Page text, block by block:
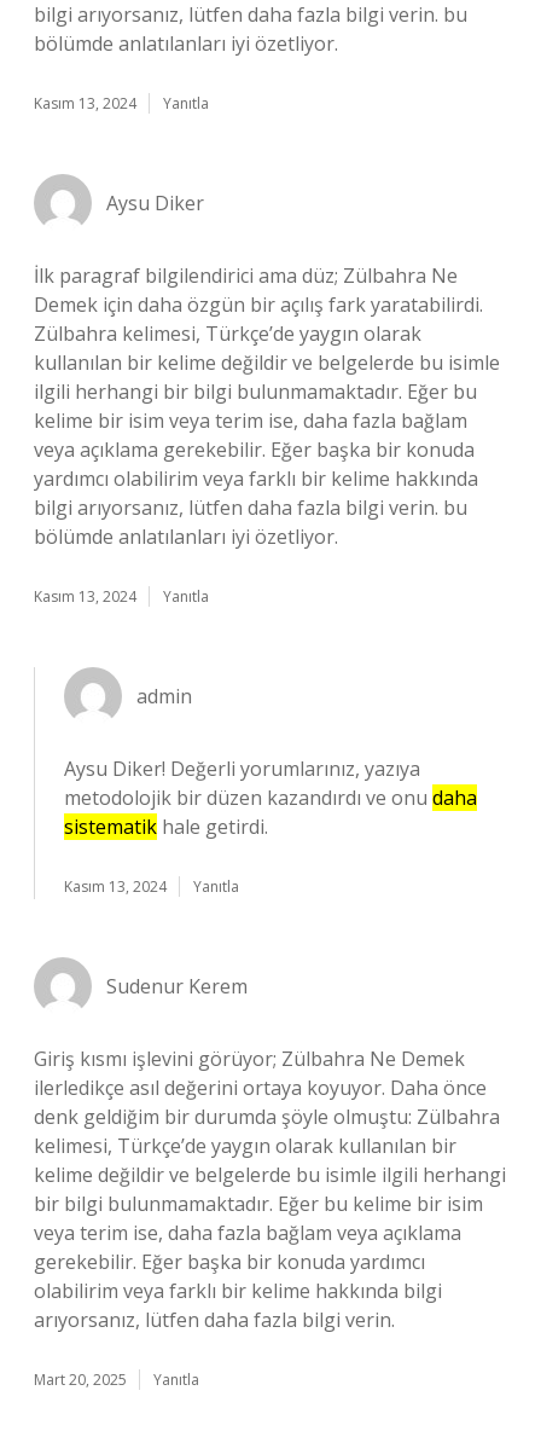
bilgi arıyorsanız, lütfen daha fazla bilgi verin. bu
bölümde anlatılanları iyi özetliyor.
Kasım 13, 2024 Yanıtla
Aysu Diker
İlk paragraf bilgilendirici ama düz; Zülbahra Ne
Demek için daha özgün bir açılış fark yaratabilirdi.
Zülbahra kelimesi, Türkçe’de yaygın olarak
kullanılan bir kelime değildir ve belgelerde bu isimle
ilgili herhangi bir bilgi bulunmamaktadır. Eğer bu
kelime bir isim veya terim ise, daha fazla bağlam
veya açıklama gerekebilir. Eğer başka bir konuda
yardımcı olabilirim veya farklı bir kelime hakkında
bilgi arıyorsanız, lütfen daha fazla bilgi verin. bu
bölümde anlatılanları iyi özetliyor.
Kasım 13, 2024 Yanıtla
admin
Aysu Diker! Değerli yorumlarınız, yazıya
metodolojik bir düzen kazandırdı ve onu daha
sistematik hale getirdi.
Kasım 13, 2024 Yanıtla
Sudenur Kerem
Giriş kısmı işlevini görüyor; Zülbahra Ne Demek
ilerledikçe asıl değerini ortaya koyuyor. Daha önce
denk geldiğim bir durumda şöyle olmuştu: Zülbahra
kelimesi, Türkçe’de yaygın olarak kullanılan bir
kelime değildir ve belgelerde bu isimle ilgili herhangi
bir bilgi bulunmamaktadır. Eğer bu kelime bir isim
veya terim ise, daha fazla bağlam veya açıklama
gerekebilir. Eğer başka bir konuda yardımcı
olabilirim veya farklı bir kelime hakkında bilgi
arıyorsanız, lütfen daha fazla bilgi verin.
Mart 20, 2025 Yanıtla